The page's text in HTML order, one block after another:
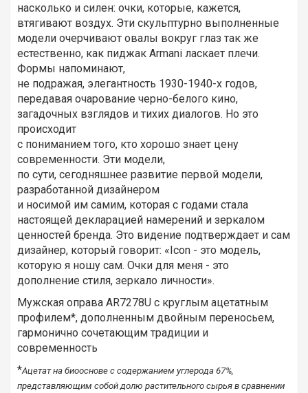
насколько и силен: очки, которые, кажется,
втягивают воздух. Эти скульптурно выполненные
модели очерчивают овалы вокруг глаз так же
естественно, как пиджак Armani ласкает плечи.
Формы напоминают,
не подражая, элегантность 1930-1940-х годов,
передавая очарование черно-белого кино,
загадочных взглядов и тихих диалогов. Но это
происходит
с пониманием того, кто хорошо знает цену
современности. Эти модели,
по сути, сегодняшнее развитие первой модели,
разработанной дизайнером
и носимой им самим, которая с годами стала
настоящей декларацией намерений и зеркалом
ценностей бренда. Это видение подтверждает и сам
дизайнер, который говорит: «Icon - это модель,
которую я ношу сам. Очки для меня - это
дополнение стиля, зеркало личности».
Мужская оправа AR7278U с круглым ацетатным
профилем*, дополненным двойным переносьем,
гармонично сочетающим традиции и
современность
*Ацетат на биооснове с содержанием углерода 67%,
представляющим собой долю растительного сырья в сравнении